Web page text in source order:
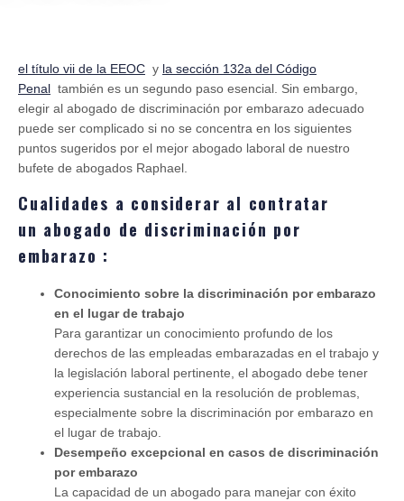
el título vii de la EEOC y la sección 132a del Código
Penal también es un segundo paso esencial. Sin embargo,
elegir al abogado de discriminación por embarazo adecuado
puede ser complicado si no se concentra en los siguientes
puntos sugeridos por el mejor abogado laboral de nuestro
bufete de abogados Raphael.
Cualidades a considerar al contratar
un abogado de discriminación por
embarazo :
Conocimiento sobre la discriminación por embarazo
en el lugar de trabajo
Para garantizar un conocimiento profundo de los
derechos de las empleadas embarazadas en el trabajo y
la legislación laboral pertinente, el abogado debe tener
experiencia sustancial en la resolución de problemas,
especialmente sobre la discriminación por embarazo en
el lugar de trabajo.
Desempeño excepcional en casos de discriminación
por embarazo
La capacidad de un abogado para manejar con éxito